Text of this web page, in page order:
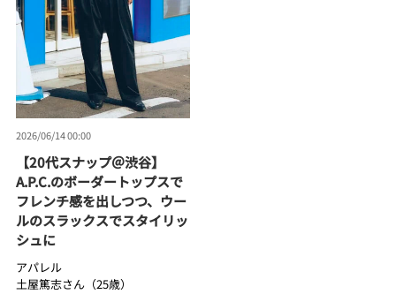
2026/06/14 00:00
【20代スナップ＠渋谷】
A.P.C.のボーダートップスで
フレンチ感を出しつつ、ウー
ルのスラックスでスタイリッ
シュに
アパレル
土屋篤志さん（25歳）